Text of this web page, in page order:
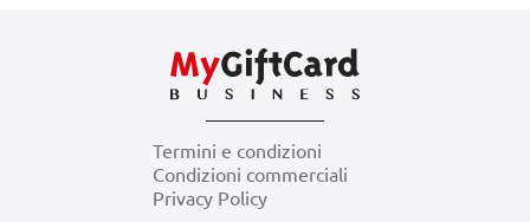
Termini e condizioni
Condizioni commerciali
Privacy Policy